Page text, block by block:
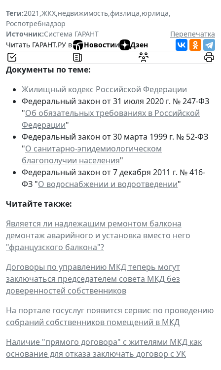
Теги:2021 ,ЖКХ,недвижимость,физлица,юрлица,
Роспотребнадзор
Источник:Система ГАРАНТ
Перепечатка
Читать ГАРАНТ.РУ в
Новостии Дзен
Документы по теме:
Жилищный кодекс Российской Федерации
Федеральный закон от 31 июля 2020 г. № 247-ФЗ
"Об обязательных требованиях в Российской
Федерации"
Федеральный закон от 30 марта 1999 г. № 52-ФЗ
"О санитарно-эпидемиологическом
благополучии населения"
Федеральный закон от 7 декабря 2011 г. № 416-
ФЗ "О водоснабжении и водоотведении"
Читайте также:
Является ли надлежащим ремонтом балкона
демонтаж аварийного и установка вместо него
"французского балкона"?
Договоры по управлению МКД теперь могут
заключаться председателем совета МКД без
доверенностей собственников
На портале госуслуг появится сервис по проведению
собраний собственников помещений в МКД
Наличие "прямого договора" с жителями МКД как
основание для отказа заключать договор с УК